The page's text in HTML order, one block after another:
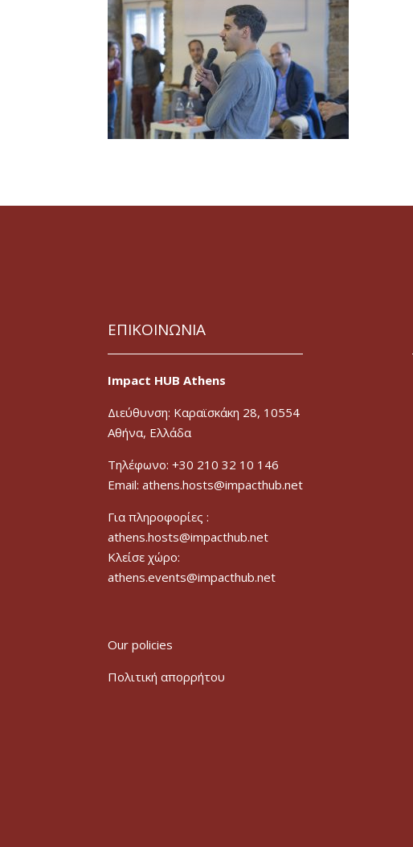
ΕΠΙΚΟΙΝΩΝΙΑ
Impact HUB Athens
Διεύθυνση: Καραϊσκάκη 28, 10554
Αθήνα, Ελλάδα
Τηλέφωνο: +30 210 32 10 146
Email: athens.hosts@impacthub.net
Για πληροφορίες :
athens.hosts@impacthub.net
Κλείσε χώρο:
athens.events@impacthub.net
Our policies
Πολιτική απορρήτου